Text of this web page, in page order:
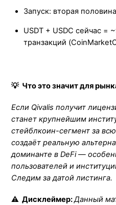
Запуск: вторая
USDT + USDC сейчас =
транзакций
💡 Что это значит для
Если Qivalis получит
станет крупнейшим
стейблкоин-сегмент за
создаёт реальную
доминанте в DeFi —
пользователей и
Следим за датой листинга.
⚠️ Дисклеймер:Данный